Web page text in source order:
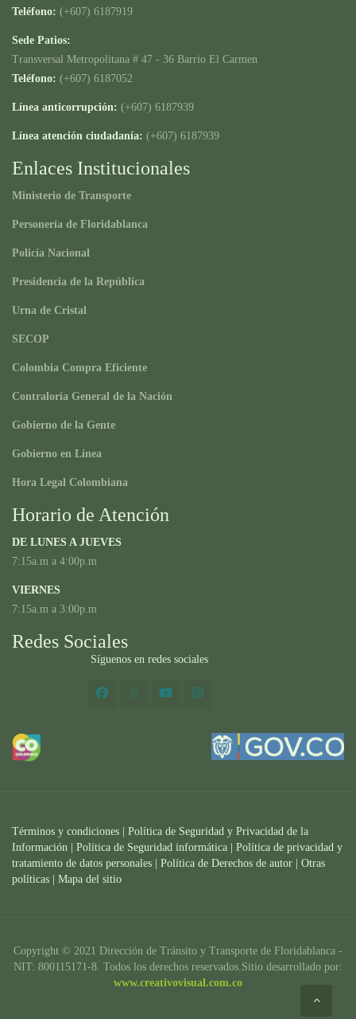
Teléfono: (+607) 6187919
Sede Patios:
Transversal Metropolitana # 47 - 36 Barrio El Carmen
Teléfono: (+607) 6187052
Línea anticorrupción: (+607) 6187939
Línea atención ciudadanía: (+607) 6187939
Enlaces Institucionales
Ministerio de Transporte
Personería de Floridablanca
Policía Nacional
Presidencia de la República
Urna de Cristal
SECOP
Colombia Compra Eficiente
Contraloría General de la Nación
Gobierno de la Gente
Gobierno en Línea
Hora Legal Colombiana
Horario de Atención
DE LUNES A JUEVES
7:15a.m a 4:00p.m
VIERNES
7:15a.m a 3:00p.m
Redes Sociales
Síguenos en redes sociales
Términos y condiciones
Política de Seguridad y Privacidad de la
Información
Política de Seguridad informática
Política de privacidad y
tratamiento de datos personales |
Política de Derechos de autor |
Otras
políticas |
Mapa del sitio
Copyright © 2021 Dirección de Tránsito y Transporte de Floridablanca -
NIT: 800115171-8. Todos los derechos reservados.Sitio desarrollado por:
www.creativovisual.com.co